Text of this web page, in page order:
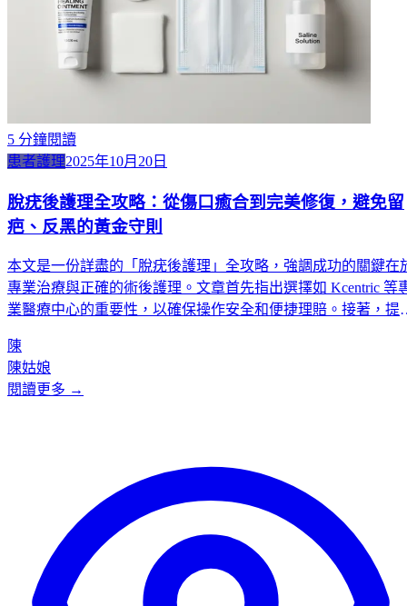
5 分鐘閱讀
患者護理2025年10月20日
脫疣後護理全攻略：從傷口癒合到完美修復，避免留
疤、反黑的黃金守則
本文是一份詳盡的「脫疣後護理」全攻略，強調成功的關鍵在
專業治療與正確的術後護理。文章首先指出選擇如 Kcentric 等
業醫療中心的重要性，以確保操作安全和便捷理賠。接著，提
掉痂期和修復期的具體護理步驟。此外，文章還總結了脫疣後
五大注意事項，包括避免沾水、不摳痂皮、嚴格防晒、注意忌
等。最後，針對掉痂後的「粉紅印」，提出了三階段精準修復
陳
陳姑娘
閱讀更多 →